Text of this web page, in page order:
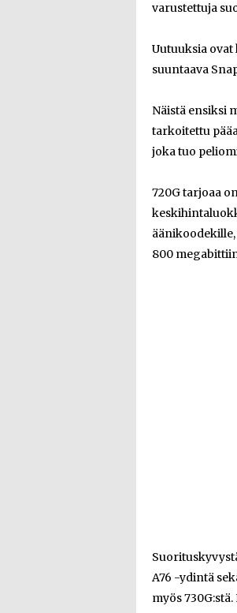
varustettuja
Uutuuksia
suuntaava
Näistä ensiksi
tarkoitettu
joka tuo
720G tarjoaa
800
A76 -ydintä
myös